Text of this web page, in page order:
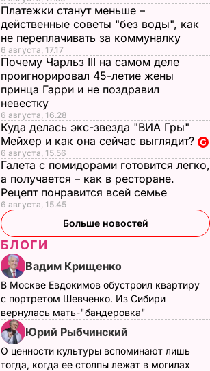
Платежки станут меньше –
действенные советы "без воды", как
не переплачивать за коммуналку
6 августа, 17.17
Почему Чарльз III на самом деле
проигнорировал 45-летие жены
принца Гарри и не поздравил
невестку
6 августа, 16.28
Куда делась экс-звезда "ВИА Гры"
Мейхер и как она сейчас выглядит?
6 августа, 15.56
Галета с помидорами готовится легко,
а получается – как в ресторане.
Рецепт понравится всей семье
6 августа, 15.45
Больше новостей
БЛОГИ
Вадим Крищенко
В Москве Евдокимов обустроил квартиру
с портретом Шевченко. Из Сибири
вернулась мать-"бандеровка"
Юрий Рыбчинский
О ценности культуры вспоминают лишь
тогда, когда ее столпы лежат в могилах